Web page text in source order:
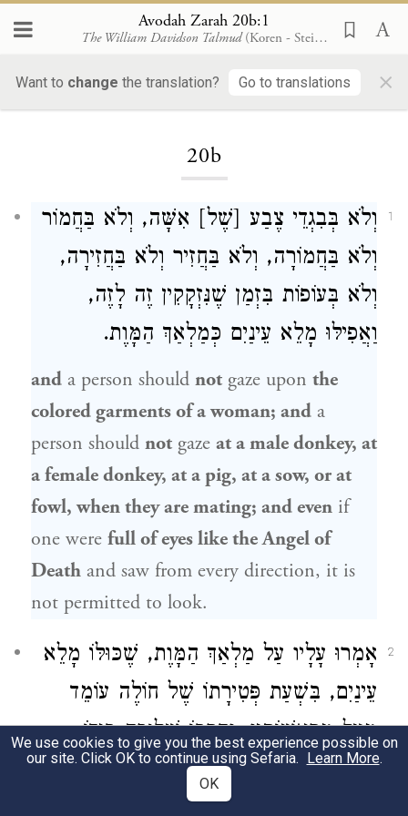
Avodah Zarah 20b:1
The William Davidson Talmud (Koren - Steinsaltz)
Want to change the translation? Go to translations ×
20b
1
וְלֹא בְּבִגְדֵי צֶבַע [שֶׁל] אִשָּׁה, וְלֹא בַּחֲמוֹר
וְלֹא בַּחֲמוֹרָה, וְלֹא בַּחֲזִיר וְלֹא בַּחֲזִירָה,
וְלֹא בְּעוֹפוֹת בִּזְמַן שֶׁנִּזְקָקִין זֶה לָזֶה,
וַאֲפִילּוּ מָלֵא עֵינַיִם כְּמַלְאַךְ הַמָּוֶת.
and a person should not gaze upon the
colored garments of a woman; and a
person should not gaze at a male donkey, at
a female donkey, at a pig, at a sow, or at
fowl, when they are mating; and even if
one were full of eyes like the Angel of
Death and saw from every direction, it is
not permitted to look.
2
אָמְרוּ עָלָיו עַל מַלְאַךְ הַמָּוֶת, שֶׁכּוּלּוֹ מָלֵא
עֵינַיִם, בִּשְׁעַת פְּטִירָתוֹ שֶׁל חוֹלֶה עוֹמֵד
מֵעַל מְרַאֲשׁוֹתָיו, וְחַרְבּוֹ שְׁלוּפָה בְּיָדוֹ,
וְטִיפָּה שֶׁל מָרָה תְּלוּיָה בּוֹ, כֵּיוָן שֶׁחוֹלֶה
רוֹאֶה אוֹתוֹ מִזְדַּעְזֵעַ וּפוֹתֵחַ פִּיו, וְזוֹרְקָהּ
We use cookies to give you the best experience possible on
our site. Click OK to continue using Sefaria. Learn More.
OK